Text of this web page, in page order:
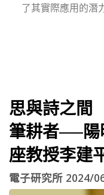
了其實際應用的潛
思與詩之間
筆耕者──陽
座教授李建
電子研究所 2024/